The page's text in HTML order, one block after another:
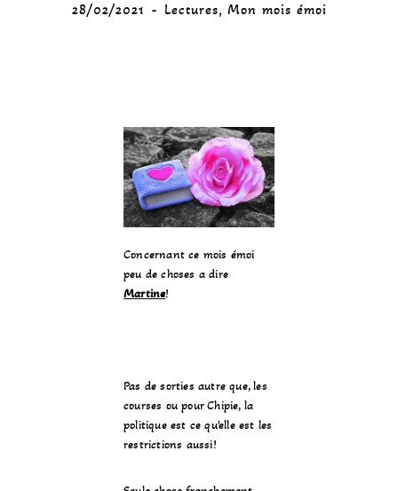
28/02/2021 Lectures, Mon mois émoi
Concernant ce mois émoi
peu de choses a dire
Martine!
Pas de sorties autre que, les
courses ou pour Chipie, la
politique est ce qu’elle est les
restrictions aussi!